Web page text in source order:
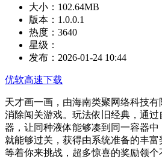
大小： 102.64MB
版本： 1.0.0.1
热度： 3640
星级：
发布： 2026-01-24 10:44
优软高速下载
天才画一画，由海南类聚网络科技
消除闯关游戏。玩法依旧经典，通
器，让同种液体能够凑到同一容器
就能够过关，获得由系统准备的丰
等着你来挑战，超多惊喜的奖励领个